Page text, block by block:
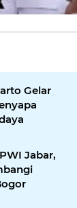
Gelar
Jabar,